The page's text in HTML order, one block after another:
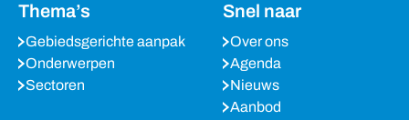
Thema’s
Gebiedsgerichte aanpak
Onderwerpen
Sectoren
Snel naar
Over ons
Agenda
Nieuws
Aanbod